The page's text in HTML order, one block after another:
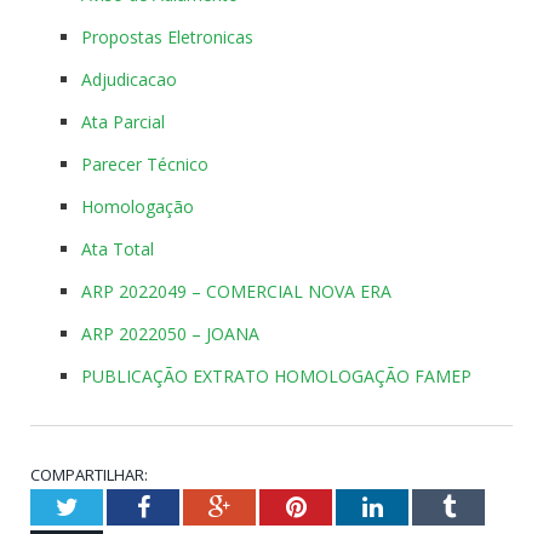
Propostas Eletronicas
Adjudicacao
Ata Parcial
Parecer Técnico
Homologação
Ata Total
ARP 2022049 – COMERCIAL NOVA ERA
ARP 2022050 – JOANA
PUBLICAÇÃO EXTRATO HOMOLOGAÇÃO FAMEP
COMPARTILHAR:
TwitterFacebookGoogle+PinterestLinkedInTumblr